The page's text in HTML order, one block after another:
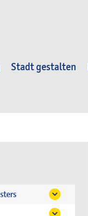
Stadt gestalten